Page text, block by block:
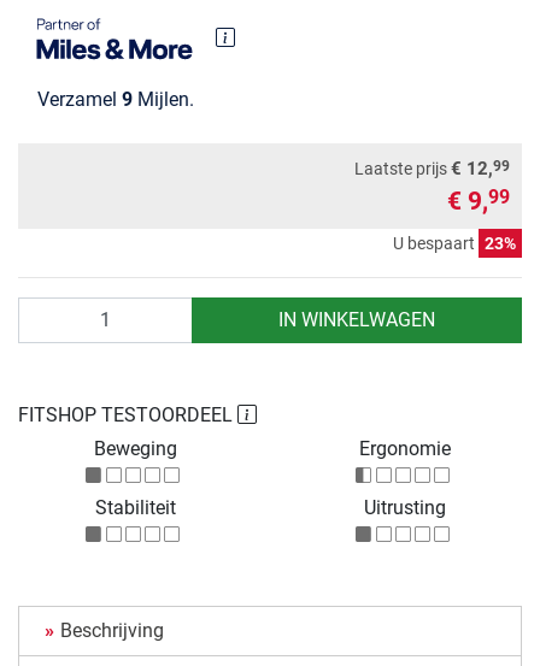
Verzamel 9 Mijlen.
Laatste prijs€ 12,99
€ 9,99
U bespaart 23%
IN WINKELWAGEN
FITSHOP TESTOORDEEL
Beweging
Ergonomie
Stabiliteit Uitrusting
Beschrijving